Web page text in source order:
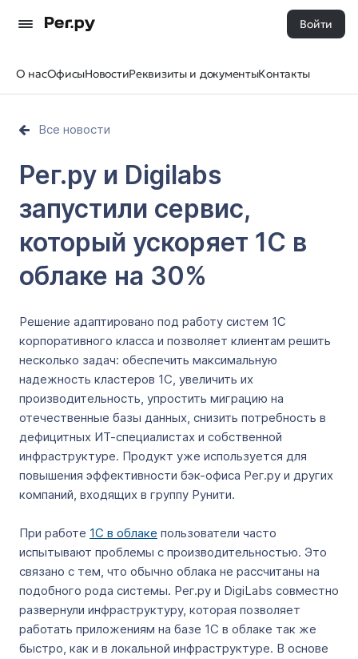
Войти
О насОфисыНовостиРеквизиты и документыКонтакты
Все новости
Рег.ру и Digilabs
запустили сервис,
который ускоряет 1С в
облаке на 30%
Решение адаптировано под работу систем 1С
корпоративного класса и позволяет клиентам решить
несколько задач: обеспечить максимальную
надежность кластеров 1С, увеличить их
производительность, упростить миграцию на
отечественные базы данных, снизить потребность в
дефицитных ИТ-специалистах и собственной
инфраструктуре. Продукт уже используется для
повышения эффективности бэк-офиса Рег.ру и других
компаний, входящих в группу Рунити.
При работе 1С в облаке пользователи часто
испытывают проблемы с производительностью. Это
связано с тем, что обычно облака не рассчитаны на
подобного рода системы. Рег.ру и DigiLabs совместно
развернули инфраструктуру, которая позволяет
работать приложениям на базе 1С в облаке так же
быстро, как и в локальной инфраструктуре. В основе